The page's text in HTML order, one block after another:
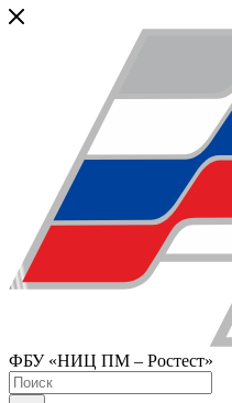
ФБУ «НИЦ ПМ – Ростест»